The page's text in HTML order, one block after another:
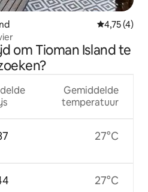
4,75 (4)
om Tioman Island te
Gemiddelde
temperatuur
27°C
27°C